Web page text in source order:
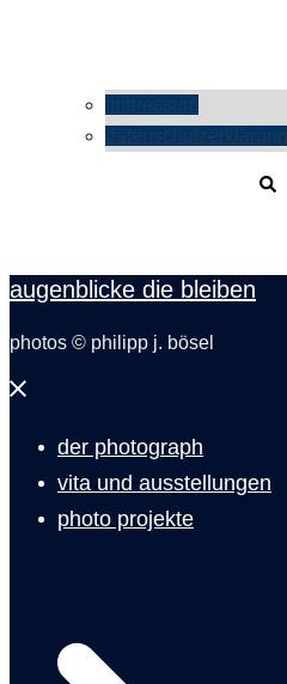
impressum
datenschutzerklärung
augenblicke die bleiben
photos © philipp j. bösel
Menü
der photograph
vita und ausstellungen
photo projekte